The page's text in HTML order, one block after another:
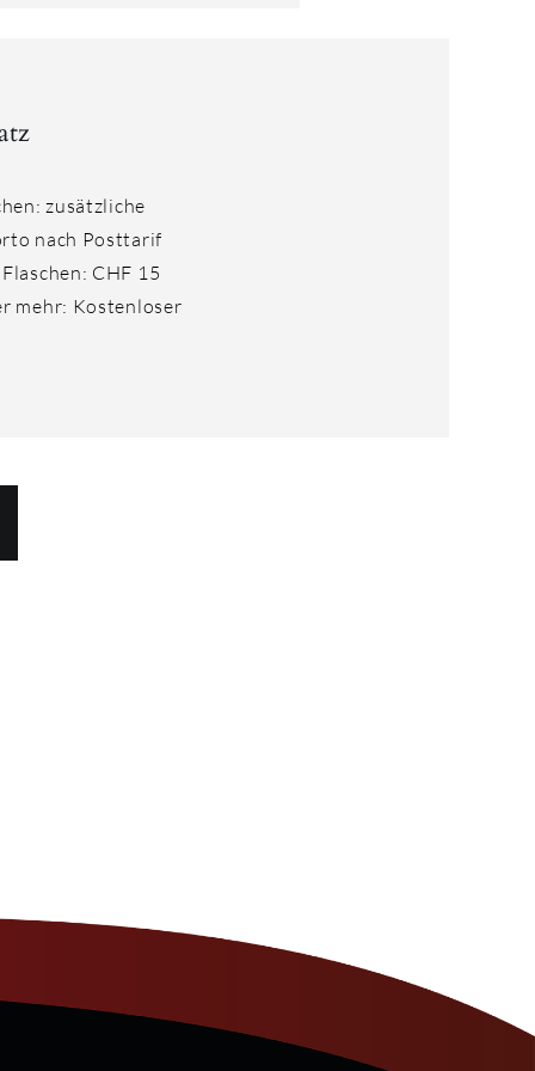
zusätzliche
nach Posttarif
CHF 15
mehr: Kostenloser